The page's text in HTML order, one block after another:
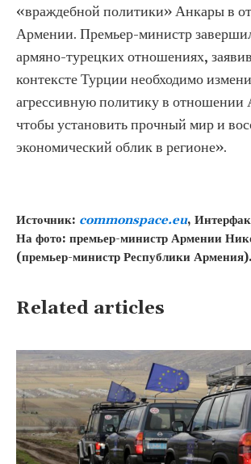
«враждебной политики» Анкары в
Армении. Премьер-министр
армяно-турецких отношениях,
контексте Турции необходимо
агрессивную политику в
чтобы установить прочный мир и
экономический облик в регионе».
Источник: commonspace.eu,
На фото: премьер-министр Армении
(премьер-министр Республики Армения).
Related articles